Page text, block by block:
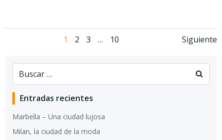
Navegación
de
entradas
Navegación
de
entradas
Página
1 Página
2 Página
3 … Página
10
de
Siguiente
Entradas recientes
Marbella – Una ciudad lujosa
Milan, la ciudad de la moda